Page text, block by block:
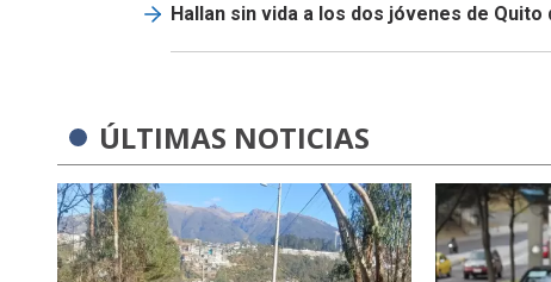
Hallan sin vida a los dos jóvenes de
ÚLTIMAS NOTICIAS